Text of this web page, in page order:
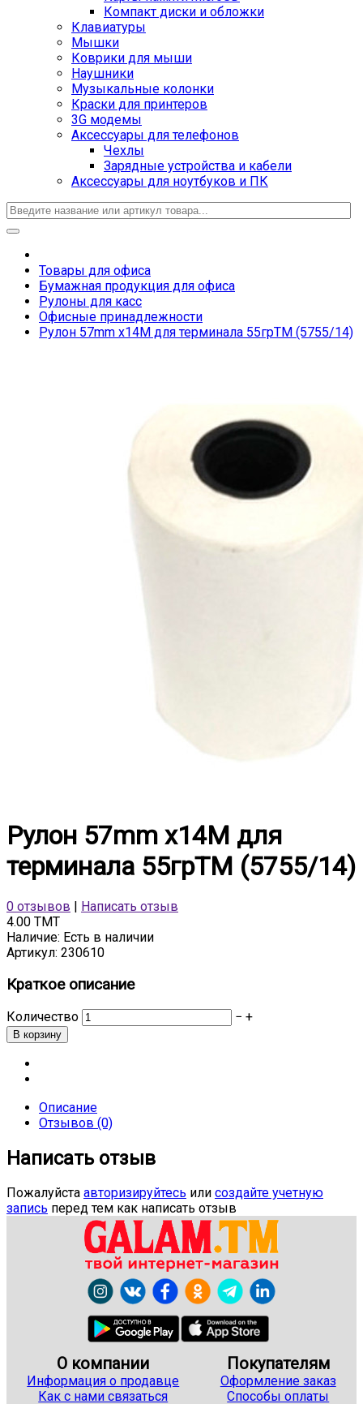
Компакт диски и обложки
Клавиатуры
Мышки
Коврики для мыши
Наушники
Музыкальные колонки
Краски для принтеров
3G модемы
Аксессуары для телефонов
Чехлы
Зарядные устройства и кабели
Аксессуары для ноутбуков и ПК
Товары для офиса
Бумажная продукция для офиса
Рулоны для касс
Офисные принадлежности
Рулон 57mm х14M для терминала 55грTM (5755/14)
Рулон 57mm х14M для
терминала 55грTM (5755/14)
0 отзывов
Написать отзыв
4.00 TMT
Наличие: Есть в наличии
Артикул: 230610
Краткое описание
Количество − +
Описание
Отзывов (0)
Написать отзыв
Пожалуйста авторизируйтесь или создайте учетную
запись перед тем как написать отзыв
О компании
Информация о продавце
Как с нами связаться
Покупателям
Оформление заказ
Способы оплаты